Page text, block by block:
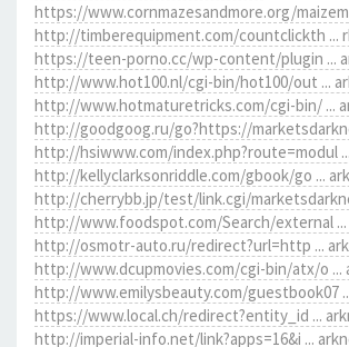
https://www.cornmazesandmore.org/maizem
http://timberequipment.com/countclickth ...
https://teen-porno.cc/wp-content/plugin ...
http://www.hot100.nl/cgi-bin/hot100/out ...
http://www.hotmaturetricks.com/cgi-bin/ ...
http://goodgoog.ru/go?https://
http://hsiwww.com/index.php?route=modul
http://kellyclarksonriddle.com/gbook/go ...
http://cherrybb.jp/test/link.cgi/
http://www.foodspot.com/Search/external ...
http://osmotr-auto.ru/redirect?url=http ...
http://www.dcupmovies.com/cgi-bin/atx/o ...
http://www.emilysbeauty.com/guestbook07
https://www.local.ch/redirect?entity_id ...
http://imperial-info.net/link?apps=16&i ...